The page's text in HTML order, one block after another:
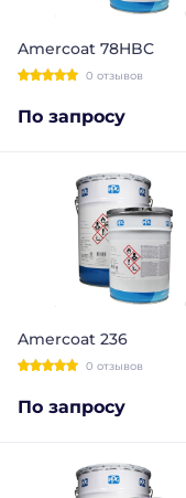
Amercoat 78HBC
0 отзывов
По запросу
Amercoat 236
0 отзывов
По запросу